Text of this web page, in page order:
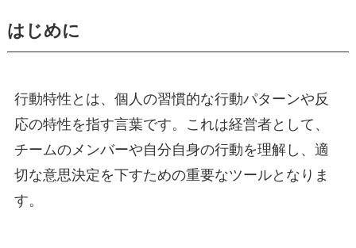
はじめに
行動特性とは、個人の習慣的な行動パターンや反
応の特性を指す言葉です。これは経営者として、
チームのメンバーや自分自身の行動を理解し、適
切な意思決定を下すための重要なツールとなりま
す。